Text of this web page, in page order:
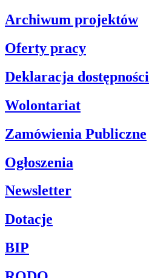
Archiwum projektów
Oferty pracy
Deklaracja dostępności
Wolontariat
Zamówienia Publiczne
Ogłoszenia
Newsletter
Dotacje
BIP